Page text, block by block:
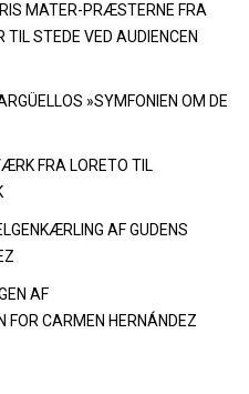
MATER-PRÆSTERNE FRA
STEDE VED AUDIENCEN
»SYMFONIEN OM DE
FRA LORETO TIL
AF GUDENS
AF
FOR CARMEN HERNÁNDEZ